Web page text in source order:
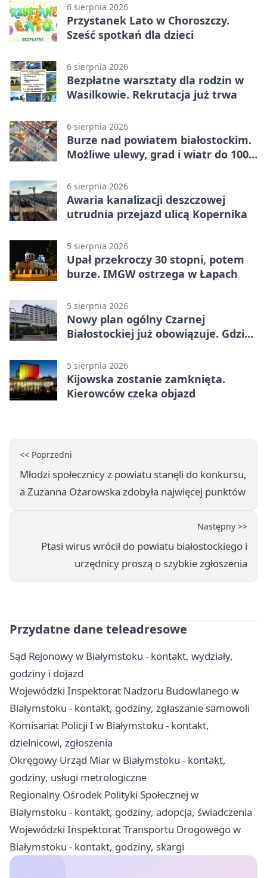
6 sierpnia 2026
Przystanek Lato w Choroszczy.
Sześć spotkań dla dzieci
6 sierpnia 2026
Bezpłatne warsztaty dla rodzin w
Wasilkowie. Rekrutacja już trwa
6 sierpnia 2026
Burze nad powiatem białostockim.
Możliwe ulewy, grad i wiatr do 100
6 sierpnia 2026
Awaria kanalizacji deszczowej
utrudnia przejazd ulicą Kopernika
5 sierpnia 2026
Upał przekroczy 30 stopni, potem
burze. IMGW ostrzega w Łapach
5 sierpnia 2026
Nowy plan ogólny Czarnej
Białostockiej już obowiązuje. Gdzie
5 sierpnia 2026
Kijowska zostanie zamknięta.
Kierowców czeka objazd
<< Poprzedni
Młodzi społecznicy z powiatu stanęli do konkursu,
a Zuzanna Ożarowska zdobyła najwięcej punktów
Następny >>
Ptasi wirus wrócił do powiatu białostockiego i
urzędnicy proszą o szybkie zgłoszenia
Przydatne dane teleadresowe
Sąd Rejonowy w Białymstoku - kontakt, wydziały,
godziny i dojazd
Wojewódzki Inspektorat Nadzoru Budowlanego w
Białymstoku - kontakt, godziny, zgłaszanie samowoli
Komisariat Policji I w Białymstoku - kontakt,
dzielnicowi, zgłoszenia
Okręgowy Urząd Miar w Białymstoku - kontakt,
godziny, usługi metrologiczne
Regionalny Ośrodek Polityki Społecznej w
Białymstoku - kontakt, godziny, adopcja, świadczenia
Wojewódzki Inspektorat Transportu Drogowego w
Białymstoku - kontakt, godziny, skargi